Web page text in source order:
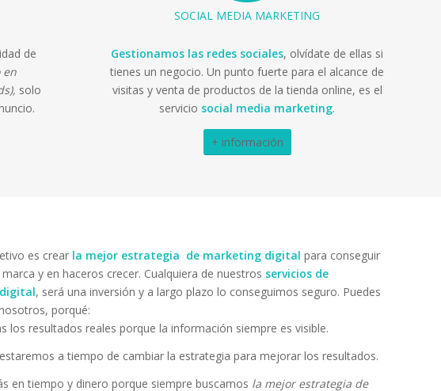
de
en
solo
SOCIAL MEDIA MARKETING
Gestionamos las redes sociales, olvídate de ellas si
tienes un negocio. Un punto fuerte para el alcance de
visitas y venta de productos de la tienda online, es el
servicio social media marketing.
+ información
es crear la mejor estrategia de marketing digital para conseguir
y en haceros crecer. Cualquiera de nuestros servicios de
, será una inversión y a largo plazo lo conseguimos seguro. Puedes
porqué:
los resultados reales porque la información siempre es visible.
a tiempo de cambiar la estrategia para mejorar los resultados.
en tiempo y dinero porque siempre buscamos la mejor estrategia de